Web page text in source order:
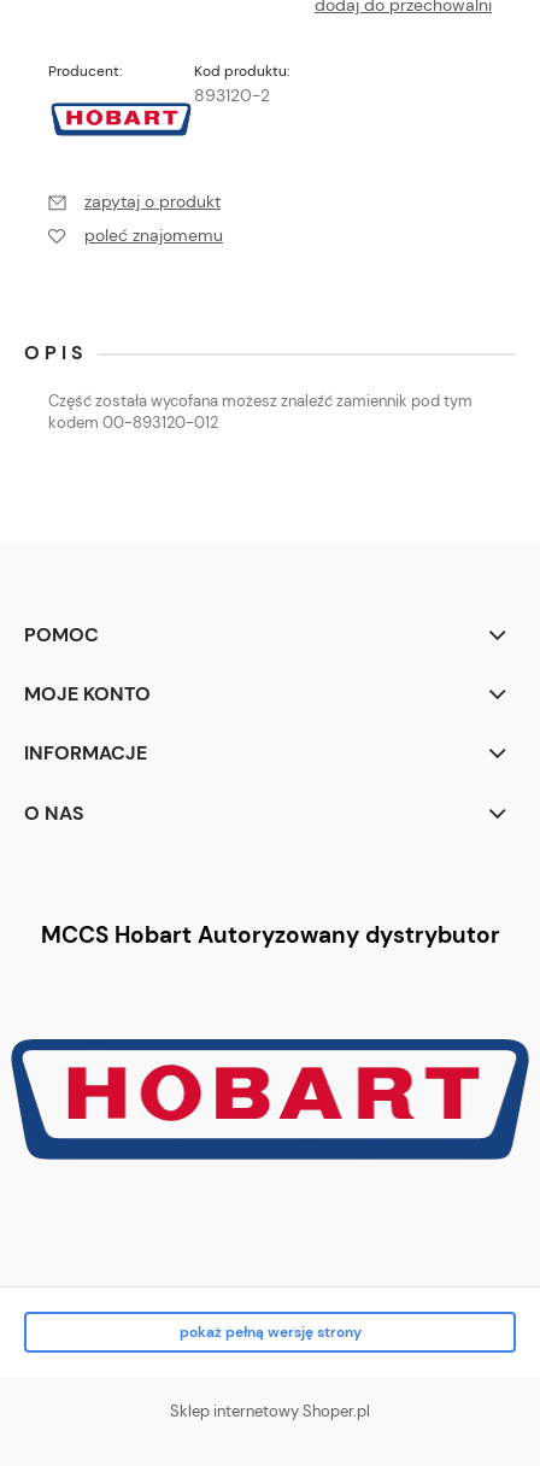
dodaj do przechowalni
Producent: Kod produktu:
893120-2
zapytaj o produkt
poleć znajomemu
OPIS
Część została wycofana możesz znaleźć zamiennik pod tym
kodem 00-893120-012
POMOC
MOJE KONTO
INFORMACJE
O NAS
MCCS Hobart Autoryzowany dystrybutor
pokaż pełną wersję strony
Sklep internetowy Shoper.pl